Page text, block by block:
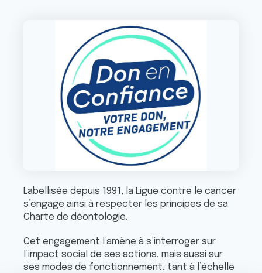
Labellisée depuis 1991, la Ligue contre le cancer
s’engage ainsi à respecter les principes de sa
Charte de déontologie.
Cet engagement l’amène à s’interroger sur
l’impact social de ses actions, mais aussi sur
ses modes de fonctionnement, tant à l’échelle